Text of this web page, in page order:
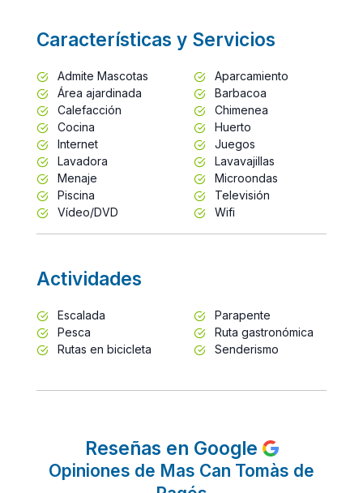
Características y Servicios
Admite Mascotas
Aparcamiento
Área ajardinada
Barbacoa
Calefacción
Chimenea
Cocina
Huerto
Internet
Juegos
Lavadora
Lavavajillas
Menaje
Microondas
Piscina
Televisión
Vídeo/DVD
Wifi
Actividades
Escalada
Parapente
Pesca
Ruta gastronómica
Rutas en bicicleta
Senderismo
Reseñas en Google
Opiniones de Mas Can Tomàs de